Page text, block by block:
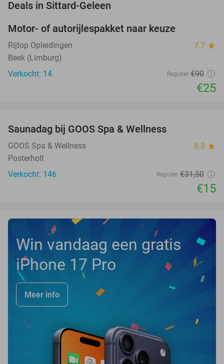
Deals in Sittard-Geleen
Motor- of autorijlespakket naar keuze
Rijtop Opleidingen 7.7 star
Beek (Limburg)
Verkocht: 14
Regulier €90
€25
TODAY
Saunadag bij GOOS Spa & Wellness
GOOS Spa & Wellness 8.8 star
Posterholt
Verkocht: 146
Regulier €31,50
€15
Win vandaag een gratis
iPhone 17 Pro
Meer info